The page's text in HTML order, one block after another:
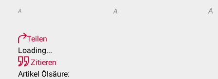
A A A
Teilen
Loading...
Zitieren
Artikel Ölsäure: